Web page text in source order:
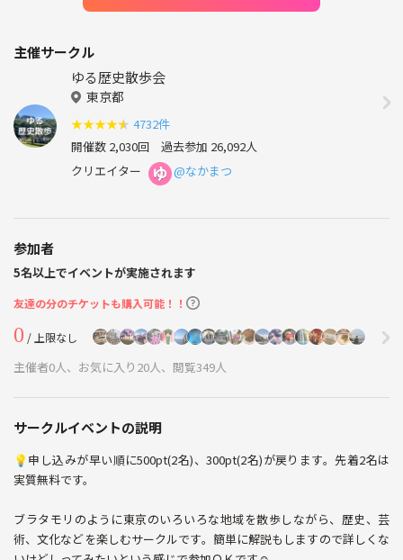
主催サークル
ゆる歴史散歩会
東京都
★★★★★ 4732件
開催数 2,030回 過去参加 26,092人
クリエイター
@なかまつ
参加者
5名以上でイベントが実施されます
友達の分のチケットも購入可能！！
0 / 上限なし
主催者0人、お気に入り20人、閲覧349人
サークルイベントの説明
💡申し込みが早い順に500pt(2名)、300pt(2名)が戻ります。先着2名は
実質無料です。
ブラタモリのように東京のいろいろな地域を散歩しながら、歴史、芸
術、文化などを楽しむサークルです。簡単に解説もしますので詳しくな